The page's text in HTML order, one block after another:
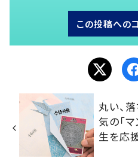
この投稿への
丸い、
気の「
生を応